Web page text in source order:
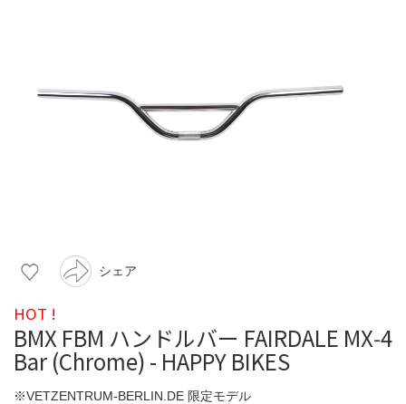
シェア
HOT !
BMX FBM ハンドルバー FAIRDALE MX‑4
Bar (Chrome) - HAPPY BIKES
※VETZENTRUM-BERLIN.DE 限定モデル